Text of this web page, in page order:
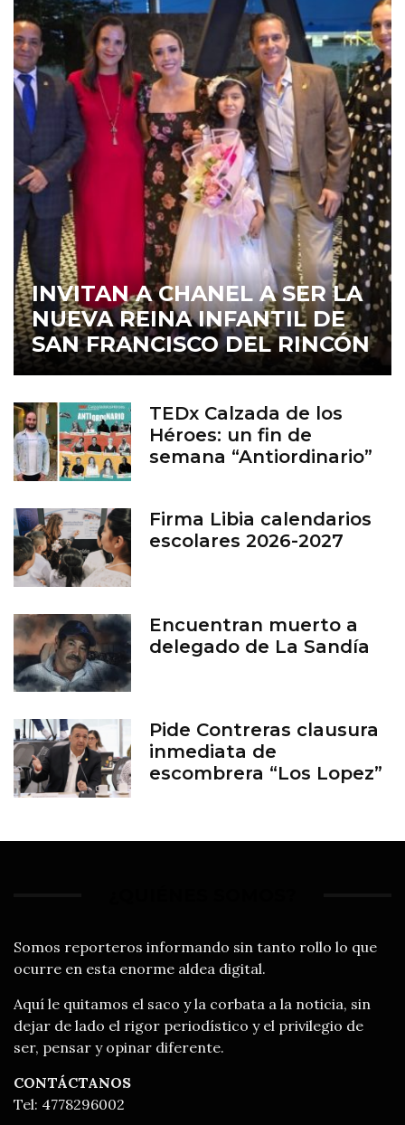
INVITAN A CHANEL A SER LA
NUEVA REINA INFANTIL DE
SAN FRANCISCO DEL RINCÓN
TEDx Calzada de los
Héroes: un fin de
semana “Antiordinario”
Firma Libia calendarios
escolares 2026-2027
Encuentran muerto a
delegado de La Sandía
Pide Contreras clausura
inmediata de
escombrera “Los Lopez”
Somos reporteros informando sin tanto rollo lo que
ocurre en esta enorme aldea digital.
Aquí le quitamos el saco y la corbata a la noticia, sin
dejar de lado el rigor periodístico y el privilegio de
ser, pensar y opinar diferente.
CONTÁCTANOS
Tel: 4778296002